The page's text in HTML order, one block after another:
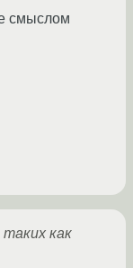
смыслом
как